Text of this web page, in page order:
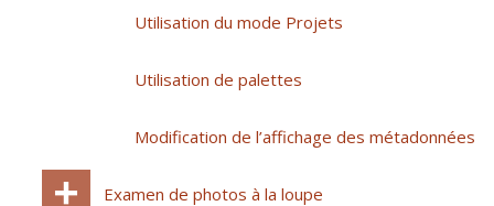
Utilisation du mode Projets
Utilisation de palettes
Modification de l’affichage des métadonnées
Examen de photos à la loupe